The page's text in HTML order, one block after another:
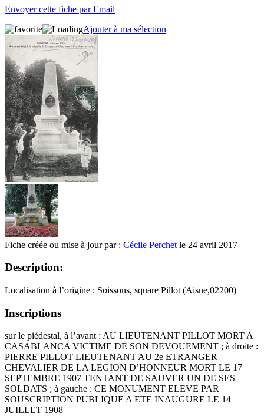
Envoyer cette fiche par Email
Ajouter à ma sélection
Fiche créée ou mise à jour par : Cécile Perchet le 24 avril 2017
Description:
Localisation à l’origine : Soissons, square Pillot (Aisne,02200)
Inscriptions
sur le piédestal, à l’avant : AU LIEUTENANT PILLOT MORT A
CASABLANCA VICTIME DE SON DEVOUEMENT ; à droite :
PIERRE PILLOT LIEUTENANT AU 2e ETRANGER
CHEVALIER DE LA LEGION D’HONNEUR MORT LE 17
SEPTEMBRE 1907 TENTANT DE SAUVER UN DE SES
SOLDATS ; à gauche : CE MONUMENT ELEVE PAR
SOUSCRIPTION PUBLIQUE A ETE INAUGURE LE 14
JUILLET 1908